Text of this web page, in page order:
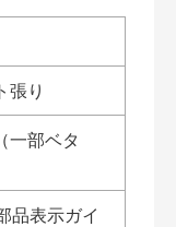
張り
一部ベタ
表示ガイ